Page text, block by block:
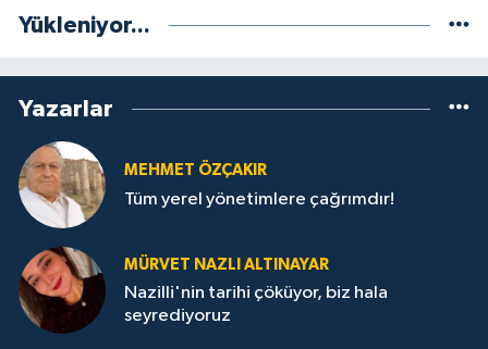
Yükleniyor...
Yazarlar
MEHMET ÖZÇAKIR
Tüm yerel yönetimlere çağrımdır!
MÜRVET NAZLI ALTINAYAR
Nazilli'nin tarihi çöküyor, biz hala
seyrediyoruz